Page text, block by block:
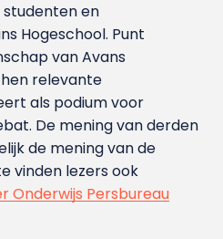
en
Hoge­school. Punt
van Avans
relevante
als podium voor
De mening van derden
de mening van de
vinden lezers ook
Onderwijs Persbureau